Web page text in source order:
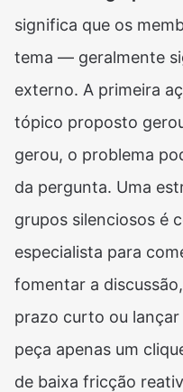
significa que os
tema — geralmente
externo. A primeira
tópico proposto
gerou, o problema
da pergunta. Uma
grupos silenciosos é
especialista para
fomentar a
prazo curto ou lançar
peça apenas um
de baixa fricção